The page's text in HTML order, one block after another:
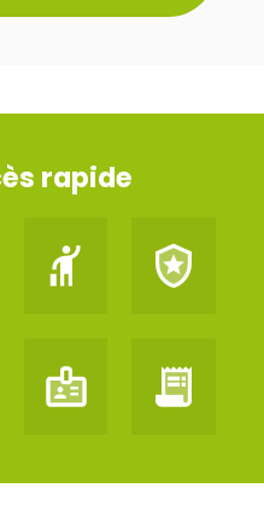
rapide